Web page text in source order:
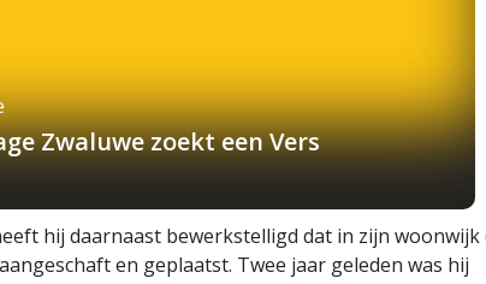
Zwaluwe zoekt een Vers
hij daarnaast bewerkstelligd dat in zijn woonwijk
en geplaatst. Twee jaar geleden was hij